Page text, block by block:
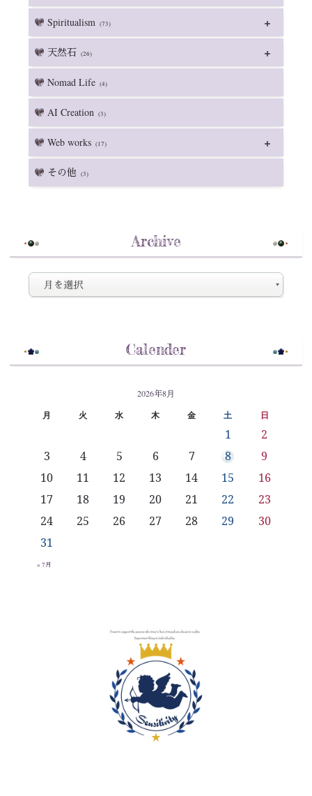
Spiritualism (73)
天然石 (26)
Nomad Life (4)
AI Creation (3)
Web works (17)
その他 (3)
Archive
Calender
2026年8月
月 火 水 木 金 土 日
1
2
3
4 5 6 7 8
9
10
11 12 13 14 15
16
17
18 19 20 21 22
23
24
25 26 27 28 29
30
31
« 7月